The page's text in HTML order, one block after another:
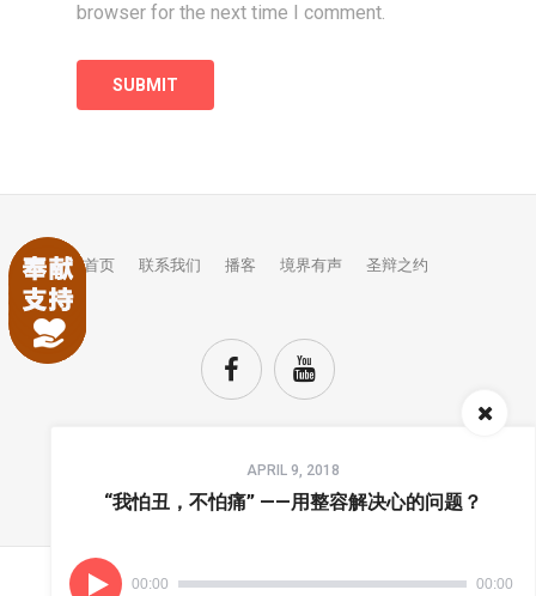
browser for the next time I comment.
APRIL 9, 2018
“我怕丑，不怕痛” ——用整容解决心的问题？
00:00 00:00
首页 联系我们 播客 境界有声 圣辩之约
TOP